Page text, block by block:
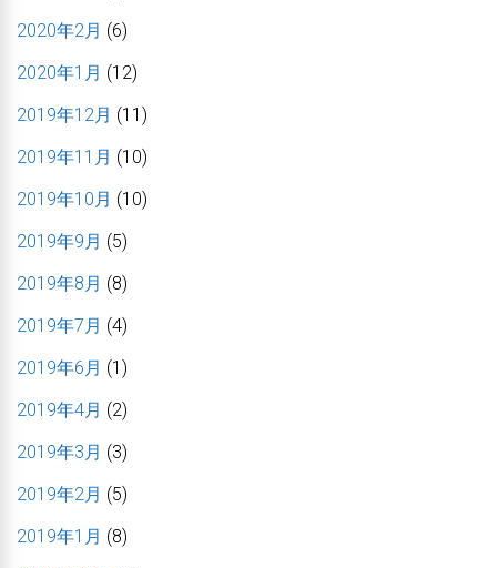
2020年2月 (6)
2020年1月 (12)
2019年12月 (11)
2019年11月 (10)
2019年10月 (10)
2019年9月 (5)
2019年8月 (8)
2019年7月 (4)
2019年6月 (1)
2019年4月 (2)
2019年3月 (3)
2019年2月 (5)
2019年1月 (8)